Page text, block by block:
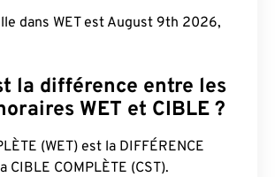
dans WET est August 9th 2026,
la différence entre les
WET et CIBLE ?
(WET) est la DIFFÉRENCE
CIBLE COMPLÈTE (CST).